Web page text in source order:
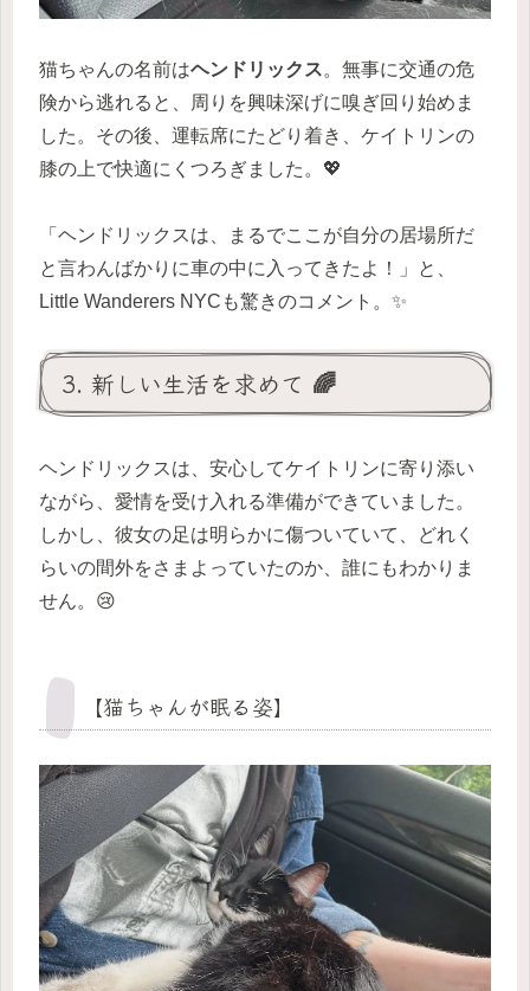
猫ちゃんの名前はヘンドリックス。無事に交通の危
険から逃れると、周りを興味深げに嗅ぎ回り始めま
した。その後、運転席にたどり着き、ケイトリンの
膝の上で快適にくつろぎました。💖
「ヘンドリックスは、まるでここが自分の居場所だ
と言わんばかりに車の中に入ってきたよ！」と、
Little Wanderers NYCも驚きのコメント。✨
3. 新しい生活を求めて 🌈
ヘンドリックスは、安心してケイトリンに寄り添い
ながら、愛情を受け入れる準備ができていました。
しかし、彼女の足は明らかに傷ついていて、どれく
らいの間外をさまよっていたのか、誰にもわかりま
せん。😢
【猫ちゃんが眠る姿】